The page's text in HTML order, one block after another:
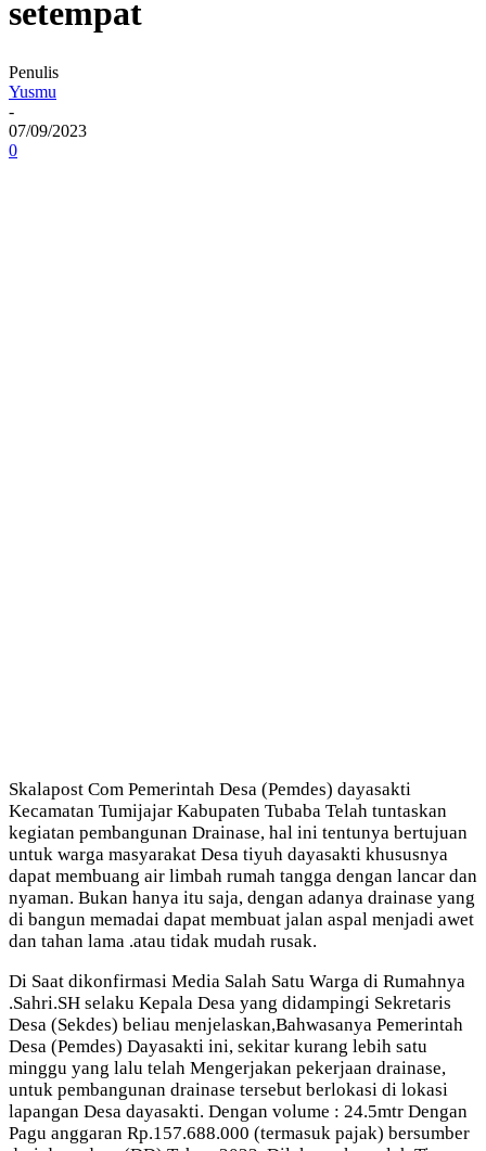
setempat
Penulis
Yusmu
-
07/09/2023
0
Skalapost Com Pemerintah Desa (Pemdes) dayasakti
Kecamatan Tumijajar Kabupaten Tubaba Telah tuntaskan
kegiatan pembangunan Drainase, hal ini tentunya bertujuan
untuk warga masyarakat Desa tiyuh dayasakti khususnya
dapat membuang air limbah rumah tangga dengan lancar dan
nyaman. Bukan hanya itu saja, dengan adanya drainase yang
di bangun memadai dapat membuat jalan aspal menjadi awet
dan tahan lama .atau tidak mudah rusak.
Di Saat dikonfirmasi Media Salah Satu Warga di Rumahnya
.Sahri.SH selaku Kepala Desa yang didampingi Sekretaris
Desa (Sekdes) beliau menjelaskan,Bahwasanya Pemerintah
Desa (Pemdes) Dayasakti ini, sekitar kurang lebih satu
minggu yang lalu telah Mengerjakan pekerjaan drainase,
untuk pembangunan drainase tersebut berlokasi di lokasi
lapangan Desa dayasakti. Dengan volume : 24.5mtr Dengan
Pagu anggaran Rp.157.688.000 (termasuk pajak) bersumber